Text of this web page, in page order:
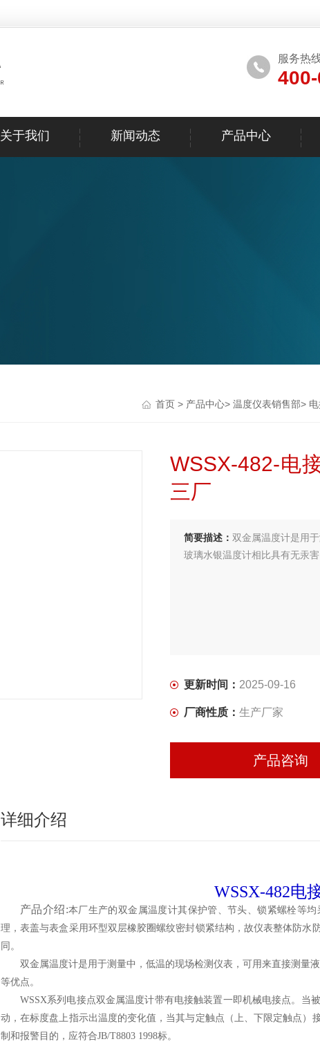
服务热
关于我们 新闻动态 产品中心
首页 > 产品中心> 温度仪表销售部>
WSSX-482-电
三厂
简要描述： 双金属温度计是用
玻璃水银温度计相比具有无汞
更新时间： 2025-09-16
厂商性质： 生产厂家
产品咨询
详细介绍
WSSX-482电
产品介绍:本厂生产的双金属温度计其保护管、节头、锁紧螺栓等
理，表盖与表盒采用环型双层橡胶圈螺纹密封锁紧结构，故仪表整体防
同。
双金属温度计是用于测量中，低温的现场检测仪表，可用来直接测量
等优点。
WSSX系列电接点双金属温度计带有电接触装置一即机械电接点。当
动，在标度盘上指示出温度的变化值，当其与定触点（上、下限定触点
制和报警目的，应符合JB/T8803 1998标。